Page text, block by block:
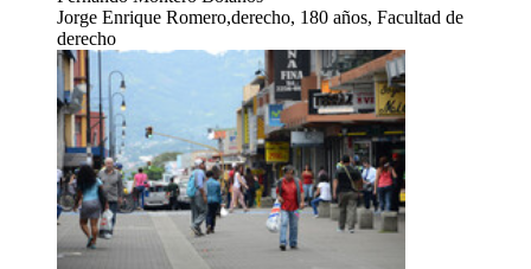
Jorge Enrique Romero,derecho, 180 años, Facultad de
derecho